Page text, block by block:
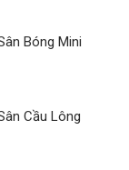
Bóng Mini
Cầu Lông